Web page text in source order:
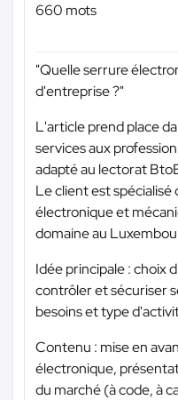
660 mots
"Quelle serrure
d'entreprise ?"
L'article prend place
services aux
adapté au lectorat
Le client est spécialisé
électronique et
domaine au
Idée principale : choix
contrôler et sécuriser
besoins et type
Contenu : mise en
électronique,
du marché (à code, à